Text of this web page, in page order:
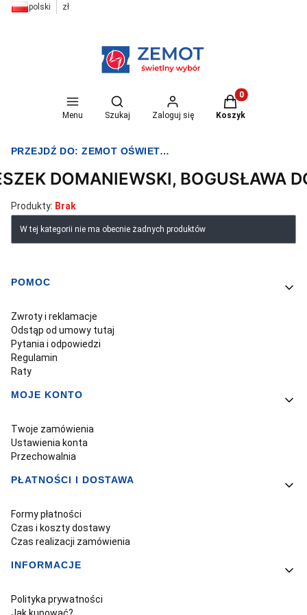
polski zł
Menu
Otwórz wyszukiwarkę
Szukaj Zaloguj się
Produkty w
Koszyk
PRZEJDŹ DO:ZEMOT OŚWIETLENIE I ELEKTRYKA
DOMANIEWSKI, BOGUSŁAWA
Produkty: Brak
Lista produktów
W tej kategorii nie ma obecnie żadnych produktów
Linki w stopce
POMOC
Zwroty i reklamacje
Odstąp od umowy tutaj
Pytania i odpowiedzi
Regulamin
Raty
MOJE KONTO
Twoje zamówienia
Ustawienia konta
Przechowalnia
PŁATNOŚCI I DOSTAWA
Formy płatności
Czas i koszty dostawy
Czas realizacji zamówienia
INFORMACJE
Polityka prywatności